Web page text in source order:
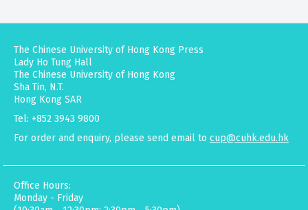
The Chinese University of Hong Kong Press
Lady Ho Tung Hall
The Chinese University of Hong Kong
Sha Tin, N.T.
Hong Kong SAR
Tel: +852 3943 9800
For order and enquiry, please send email to cup@cuhk.edu.hk
Office Hours:
Monday - Friday